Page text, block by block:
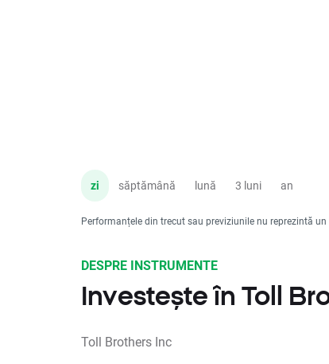
zi săptămână lună 3 luni an
Performanțele din trecut sau previziunile nu reprezintă
DESPRE INSTRUMENTE
Investește în Toll
Toll Brothers Inc